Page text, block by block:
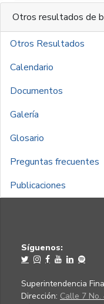
Otros resultados de
Otros Resultados
Calendario
Documentos
Galería
Glosario
Preguntas frecuentes
Publicaciones
Síguenos:
Superintendencia
Dirección: Calle 7 No.